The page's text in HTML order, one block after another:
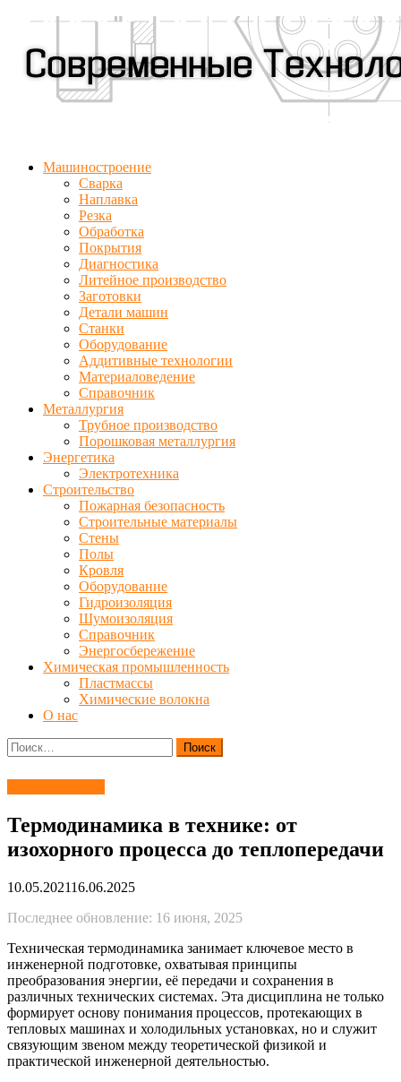
Машиностроение
Сварка
Наплавка
Резка
Обработка
Покрытия
Диагностика
Литейное производство
Заготовки
Детали машин
Станки
Оборудование
Аддитивные технологии
Материаловедение
Справочник
Металлургия
Трубное производство
Порошковая металлургия
Энергетика
Электротехника
Строительство
Пожарная безопасность
Строительные материалы
Стены
Полы
Кровля
Оборудование
Гидроизоляция
Шумоизоляция
Справочник
Энергосбережение
Химическая промышленность
Пластмассы
Химические волокна
О нас
Найти:
Термодинамика в технике: от
изохорного процесса до теплопередачи
10.05.202116.06.2025
Последнее обновление: 16 июня, 2025
Техническая термодинамика занимает ключевое место в
инженерной подготовке, охватывая принципы
преобразования энергии, её передачи и сохранения в
различных технических системах. Эта дисциплина не только
формирует основу понимания процессов, протекающих в
тепловых машинах и холодильных установках, но и служит
связующим звеном между теоретической физикой и
практической инженерной деятельностью.